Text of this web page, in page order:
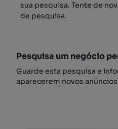
sua pesquisa. Tente de
de pesquisa.
Pesquisa um negócio
Guarde esta pesquisa e
aparecerem novos